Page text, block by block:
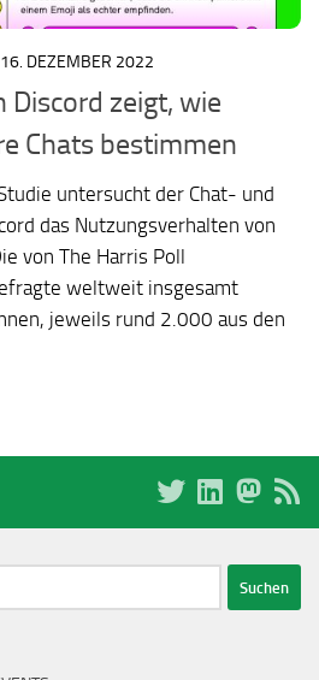
16. DEZEMBER 2022
zeigt, wie
Chats bestimmen
untersucht der Chat- und
das Nutzungsverhalten von
von The Harris Poll
weltweit insgesamt
jeweils rund 2.000 aus den